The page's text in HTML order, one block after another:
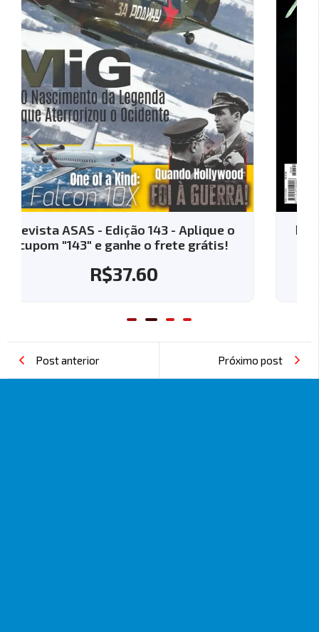
Revista ASAS - Edição 144 - Aplique o
cupom "144" e ganhe o frete grátis!
R$
Post anterior Próximo post